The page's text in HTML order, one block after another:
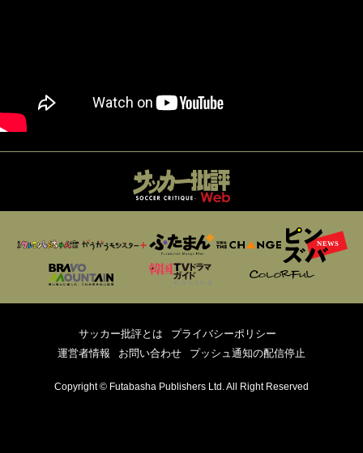
サッカー批評とは
プライバシーポリシー
運営者情報
お問い合わせ プッシュ通知の配信停止
Copyright © Futabasha Publishers Ltd. All Right Reserved